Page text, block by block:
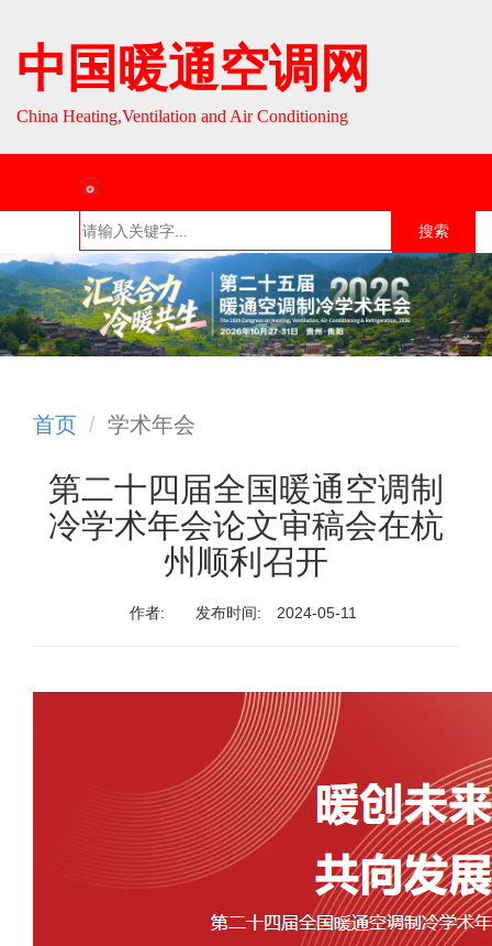
中国暖通空调网
China Heating,Ventilation and Air Conditioning
搜索
首页
组织介
绍
组织活
动
行业资
讯
English
首页 学术年会
第二十四届全国暖通空调制
冷学术年会论文审稿会在杭
州顺利召开
作者: 发布时间: 2024-05-11